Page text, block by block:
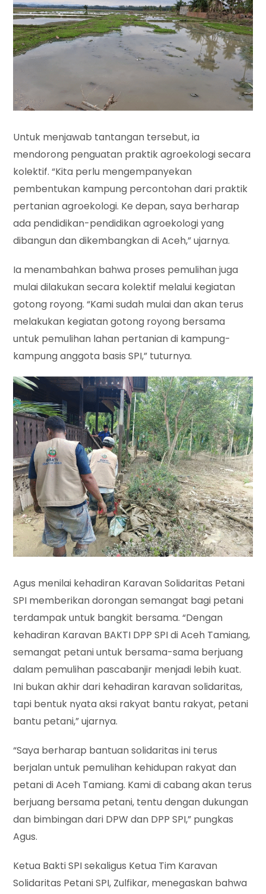
Untuk menjawab tantangan tersebut, ia
mendorong penguatan praktik agroekologi secara
kolektif. “Kita perlu mengempanyekan
pembentukan kampung percontohan dari praktik
pertanian agroekologi. Ke depan, saya berharap
ada pendidikan-pendidikan agroekologi yang
dibangun dan dikembangkan di Aceh,” ujarnya.
Ia menambahkan bahwa proses pemulihan juga
mulai dilakukan secara kolektif melalui kegiatan
gotong royong. “Kami sudah mulai dan akan terus
melakukan kegiatan gotong royong bersama
untuk pemulihan lahan pertanian di kampung-
kampung anggota basis SPI,” tuturnya.
Agus menilai kehadiran Karavan Solidaritas Petani
SPI memberikan dorongan semangat bagi petani
terdampak untuk bangkit bersama. “Dengan
kehadiran Karavan BAKTI DPP SPI di Aceh Tamiang,
semangat petani untuk bersama-sama berjuang
dalam pemulihan pascabanjir menjadi lebih kuat.
Ini bukan akhir dari kehadiran karavan solidaritas,
tapi bentuk nyata aksi rakyat bantu rakyat, petani
bantu petani,” ujarnya.
“Saya berharap bantuan solidaritas ini terus
berjalan untuk pemulihan kehidupan rakyat dan
petani di Aceh Tamiang. Kami di cabang akan terus
berjuang bersama petani, tentu dengan dukungan
dan bimbingan dari DPW dan DPP SPI,” pungkas
Agus.
Ketua Bakti SPI sekaligus Ketua Tim Karavan
Solidaritas Petani SPI, Zulfikar, menegaskan bahwa